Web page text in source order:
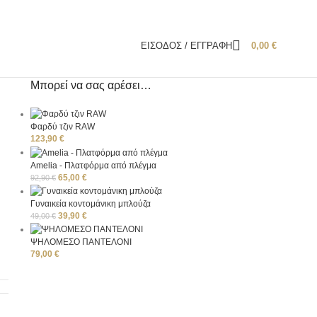
ΕΊΣΟΔΟΣ / ΕΓΓΡΑΦΉ 0,00 €
Μπορεί να σας αρέσει…
Φαρδύ τζιν RAW
123,90 €
Amelia - Πλατφόρμα από πλέγμα
92,90€ 65,00 €
Γυναικεία κοντομάνικη μπλούζα
49,00€ 39,90 €
ΨΗΛΟΜΕΣΟ ΠΑΝΤΕΛΟΝΙ
79,00 €